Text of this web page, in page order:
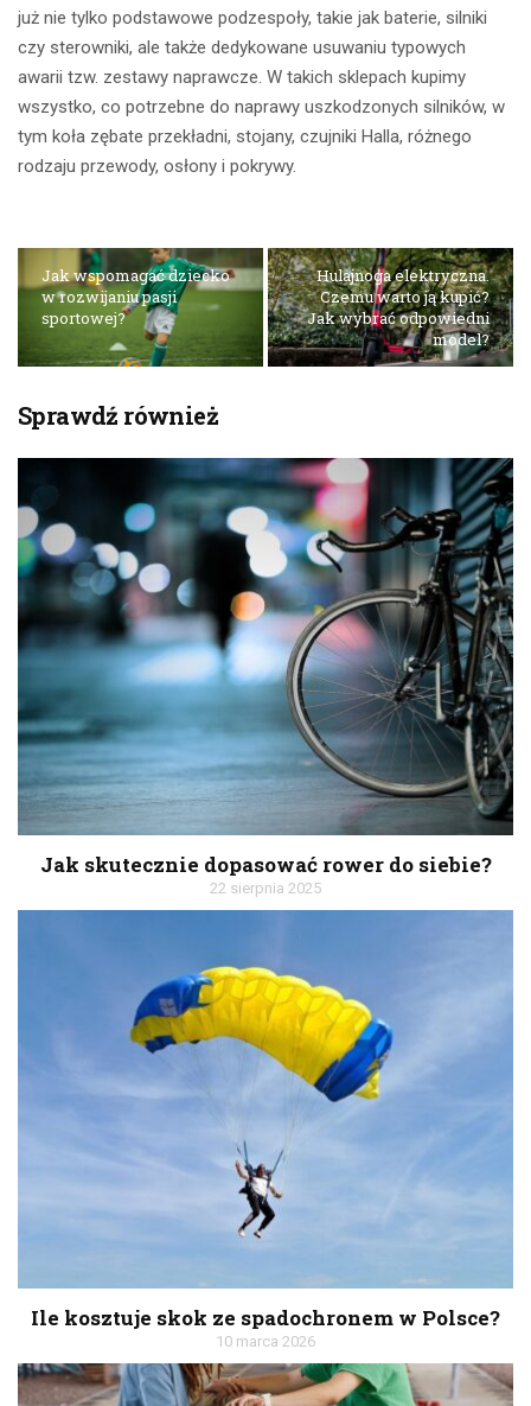
już nie tylko podstawowe podzespoły, takie jak baterie, silniki
czy sterowniki, ale także dedykowane usuwaniu typowych
awarii tzw. zestawy naprawcze. W takich sklepach kupimy
wszystko, co potrzebne do naprawy uszkodzonych silników, w
tym koła zębate przekładni, stojany, czujniki Halla, różnego
rodzaju przewody, osłony i pokrywy.
Jak wspomagać dziecko
w rozwijaniu pasji
sportowej?
Hulajnoga elektryczna.
Czemu warto ją kupić?
Jak wybrać odpowiedni
model?
Sprawdź również
Jak skutecznie dopasować rower do siebie?
22 sierpnia 2025
Ile kosztuje skok ze spadochronem w Polsce?
10 marca 2026